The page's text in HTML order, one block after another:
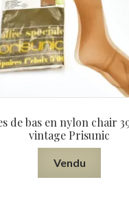
de bas en nylon chair
vintage Prisunic
Vendu